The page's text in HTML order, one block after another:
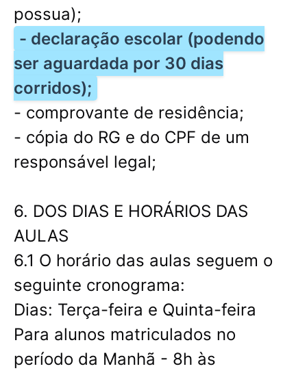
possua);
- declaração escolar (podendo
ser aguardada por 30 dias
corridos);
- comprovante de residência;
- cópia do RG e do CPF de um
responsável legal;
6. DOS DIAS E HORÁRIOS DAS
AULAS
6.1 O horário das aulas seguem o
seguinte cronograma:
Dias: Terça-feira e Quinta-feira
Para alunos matriculados no
período da Manhã - 8h às